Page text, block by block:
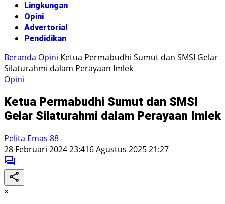
Lingkungan
Opini
Advertorial
Pendidikan
Beranda Opini Ketua Permabudhi Sumut dan SMSI Gelar
Silaturahmi dalam Perayaan Imlek
Opini
Ketua Permabudhi Sumut dan SMSI
Gelar Silaturahmi dalam Perayaan Imlek
Pelita Emas 88
28 Februari 2024 23:416 Agustus 2025 21:27
×